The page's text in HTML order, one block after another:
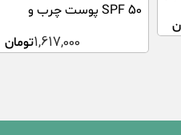
SPF 50 پوست چرب و
1,617,000تومان